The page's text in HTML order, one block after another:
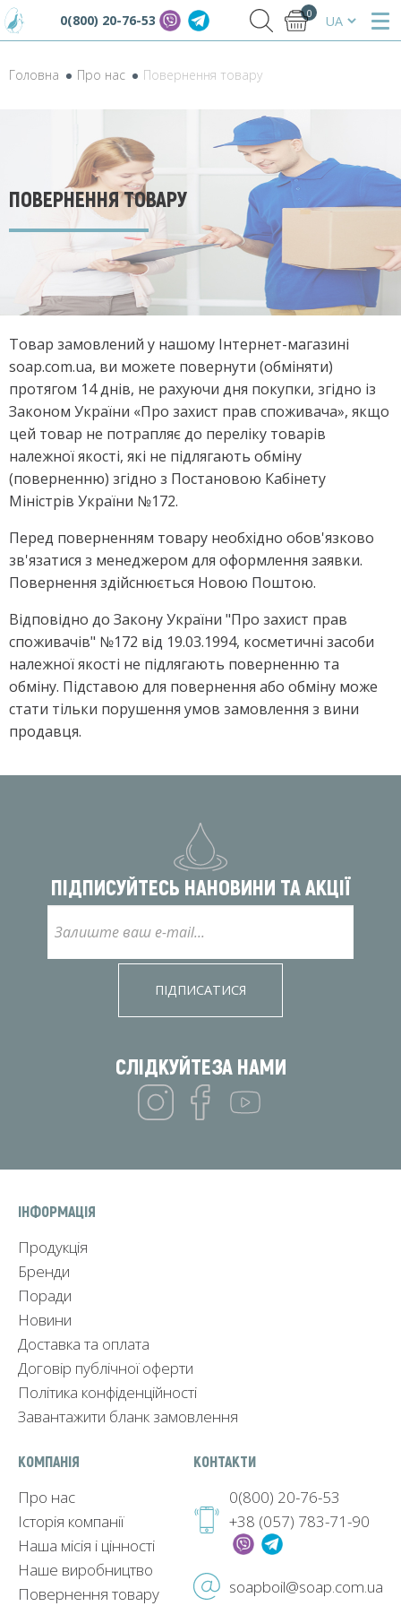
0(800) 20-76-53 0
Головна Про нас Повернення товару
ПОВЕРНЕННЯ ТОВАРУ
Товар замовлений у нашому Інтернет-магазині
soap.com.ua, ви можете повернути (обміняти)
протягом 14 днів, не рахуючи дня покупки, згідно із
Законом України «Про захист прав споживача», якщо
цей товар не потрапляє до переліку товарів
належної якості, які не підлягають обміну
(поверненню) згідно з Постановою Кабінету
Міністрів України №172.
Перед поверненням товару необхідно обов'язково
зв'язатися з менеджером для оформлення заявки.
Повернення здійснюється Новою Поштою.
Відповідно до Закону України "Про захист прав
споживачів" №172 від 19.03.1994, косметичні засоби
належної якості не підлягають поверненню та
обміну. Підставою для повернення або обміну може
стати тільки порушення умов замовлення з вини
продавця.
ПІДПИСУЙТЕСЬ НАНОВИНИ ТА АКЦІЇ
ПІДПИСАТИСЯ
СЛІДКУЙТЕЗА НАМИ
ІНФОРМАЦІЯ
Продукція
Бренди
Поради
Новини
Доставка та оплата
Договір публічної оферти
Політика конфіденційності
Завантажити бланк замовлення
КОМПАНІЯ
Про нас
Історія компанії
Наша місія і цінності
Наше виробництво
Повернення товару
КОНТАКТИ
0(800) 20-76-53
+38 (057) 783-71-90
soapboil@soap.com.ua